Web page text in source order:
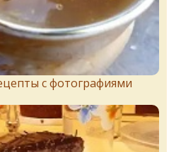
с фотографиями